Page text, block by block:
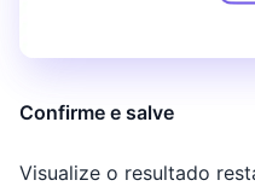
Confirme e salve
Visualize o resultado